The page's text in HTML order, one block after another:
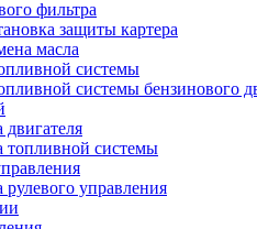
фильтра
защиты картера
масла
системы
системы бензинового
двигателя
топливной системы
рулевого управления